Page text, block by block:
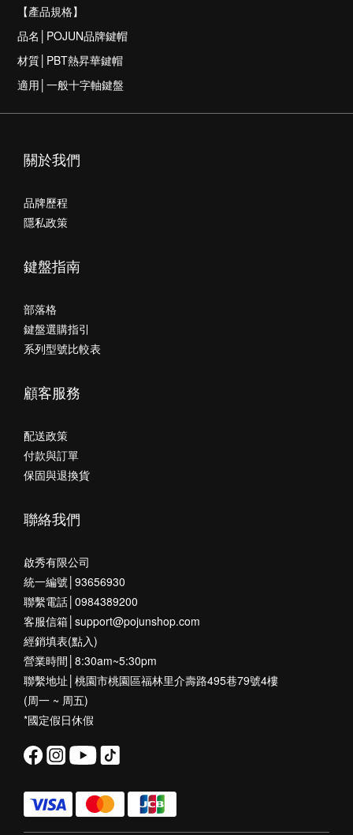
【產品規格】
品名 │POJUN品牌鍵帽
材質│ PBT熱昇華鍵帽
適用│一般十字軸鍵盤
關於我們
品牌歷程
隱私政策
鍵盤指南
部落格
鍵盤選購指引
系列型號比較表
顧客服務
配送政策
付款與訂單
保固與退換貨
聯絡我們
啟秀有限公司
統一編號│93656930
聯繫電話│0984389200
客服信箱│support@pojunshop.com
經銷填表(點入)
營業時間│8:30am~5:30pm
聯繫地址│桃園市桃園區福林里介壽路495巷79號4樓
(周一 ~ 周五)
*國定假日休假